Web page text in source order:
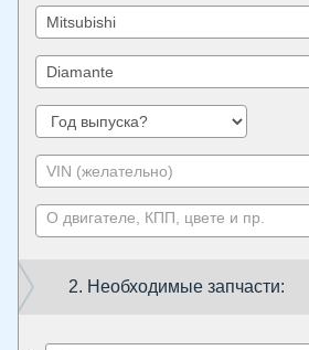
2. Необходимые запчасти: